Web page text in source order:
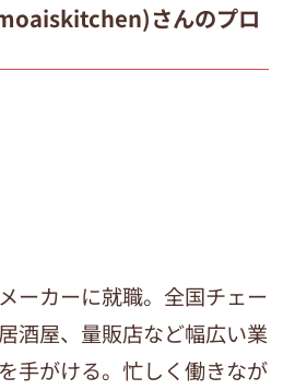
さんのプロ
ーカーに就職。全国チェー
酒屋、量販店など幅広い業
手がける。忙しく働きなが